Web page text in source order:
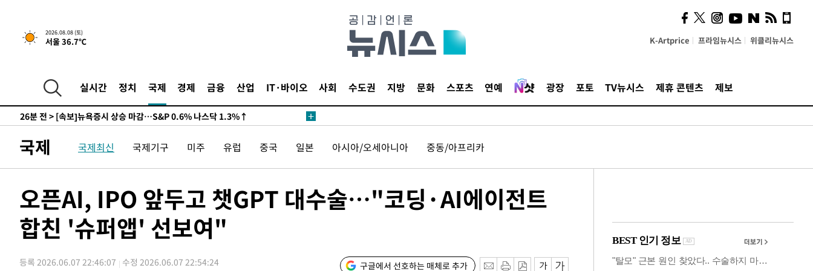
2026.08.08 (토)
서울 36.7℃ K-Artprice 프라임뉴시스 위클리뉴시스
실시간 정치 국제 경제 금융 산업 IT·바이오 사회 수도권 지방 문화 스포츠 연예 광장 포토 TV뉴시스 제휴 콘텐츠 제보
-24886초 전 >여수 오동도 해상서 모터보트 전복…1명 사망·1명 실종
-21113초 전 >극한폭염 한풀 꺾이지만…'낮 최고 35도' 무더위, 열대야 계속[다음
-16648초 전 >
-5269초 전 >
'최고 37도' 폭염 지속…강원동해안 최대 150㎜ 비
26분 전 > [속보]뉴욕증시 상승 마감…S&P 0.6% 나스닥 1.3%↑
-30286초 전 >백운산서 80년근 천종산삼 9뿌리 발견…감정가 1.3억원
-27996초 전 >
선재도서 해루질 나섰다 실종 60대, 닷새 만에 숨진 채 발견
-21133초 전 >극한폭염 한풀 꺾이지만…'낮 최고 35도' 무더위, 열대야 계속[다음
주 날씨]
-18151초 전 >
축구협회 "압수수색·성접대 논란 사과…쇄신의 기회로 삼겠다"
-16668초 전 >[속보]'압수수색·성접대 논란' 축구협회 "실망과 걱정 안겨드려 죄
26분 전 >[속보]뉴욕증시 상승 마감…S&P 0.6% 나스닥 1.3%↑
국제 국제최신 국제기구 미주 유럽 중국 일본 아시아/오세아니아 중동/아프리카
오픈AI, IPO 앞두고 챗GPT 대수술…"코딩·AI에이전트
합친 '슈퍼앱' 선보여"
등록 2026.06.07 22:46:07 수정 2026.06.07 22:54:24 구글에서 선호하는 매체로 추가
사이 해답 찾았죠"…알을
깨고 나온 '초자아'